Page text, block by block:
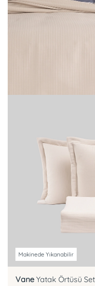
Makinede Yıkanabilir
Vane Yatak Örtüsü